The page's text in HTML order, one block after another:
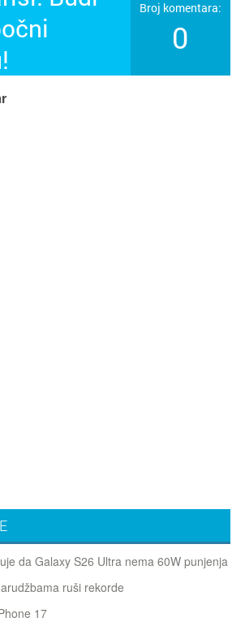
Broj komentara:
0
da Galaxy S26 Ultra nema 60W punjenja
ruši rekorde
17